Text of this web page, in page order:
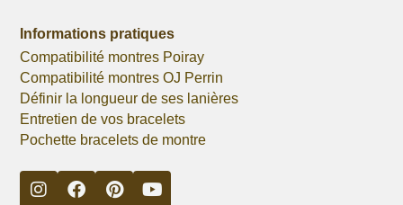
Informations pratiques
Compatibilité montres Poiray
Compatibilité montres OJ Perrin
Définir la longueur de ses lanières
Entretien de vos bracelets
Pochette bracelets de montre